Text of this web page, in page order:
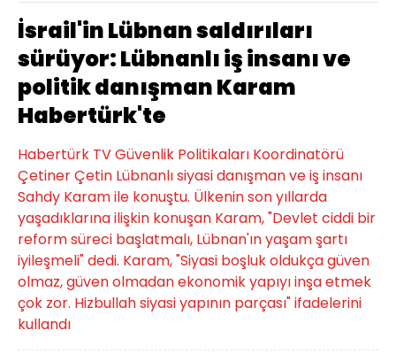
İsrail'in Lübnan saldırıları
sürüyor: Lübnanlı iş insanı ve
politik danışman Karam
Habertürk'te
Habertürk TV Güvenlik Politikaları Koordinatörü
Çetiner Çetin Lübnanlı siyasi danışman ve iş insanı
Sahdy Karam ile konuştu. Ülkenin son yıllarda
yaşadıklarına ilişkin konuşan Karam, "Devlet ciddi bir
reform süreci başlatmalı, Lübnan'ın yaşam şartı
iyileşmeli" dedi. Karam, "Siyasi boşluk oldukça güven
olmaz, güven olmadan ekonomik yapıyı inşa etmek
çok zor. Hizbullah siyasi yapının parçası" ifadelerini
kullandı